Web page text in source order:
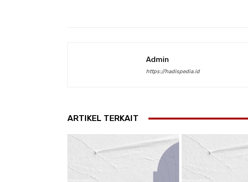
Admin
https://hadispedia.id
ARTIKEL TERKAIT